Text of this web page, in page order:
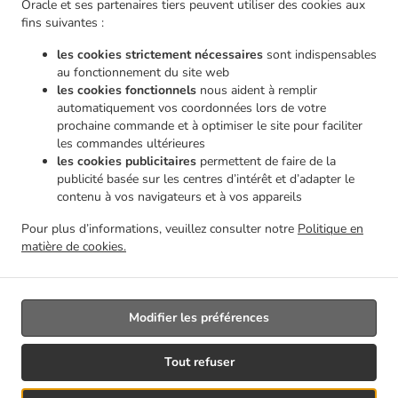
Oracle et ses partenaires tiers peuvent utiliser des cookies aux
fins suivantes :
les cookies strictement nécessaires sont indispensables
au fonctionnement du site web
les cookies fonctionnels nous aident à remplir
automatiquement vos coordonnées lors de votre
prochaine commande et à optimiser le site pour faciliter
les commandes ultérieures
les cookies publicitaires permettent de faire de la
publicité basée sur les centres d’intérêt et d’adapter le
contenu à vos navigateurs et à vos appareils
Pour plus d’informations, veuillez consulter notre Politique en
matière de cookies.
Tout refuser
Modifier les préférences
livraison Châtelineau . Pizza Service de livraison Les Bons Villers Wayaux . Pizza Service de
Villers Thiméon . Pizza Service de livraison Les Bons Villers Heppignies . Pizza Service de
livraison Les Bons Villers Mellet . Pizza Service de livraison Les Bons Villers
de livraison Gerpinnes Loverval
Pizza Service de livraison Gerpinnes Acoz
de livraison Gerpinnes
Pizza Service de livraison Farciennes Fleurus . Pizza Service de
livraison Farciennes Pironchamps . Pizza Service de livraison Farciennes Châtelineau
Service de livraison Farciennes . Pizza Service de livraison Fontaine-l'Évêque Fontaine-
Pizza Service de livraison Fontaine-l'Évêque Leernes
Pizza Service de livraison
Service de livraison Thuin Gozée
. Pizza Service de livraison Thuin . Pizza Service de
Livraison de nourriture à emporter
Géré par:
Créateur du site | DRJ Digital Company | contact@drjdigitalcompany.be